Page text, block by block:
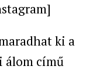
ki a
álom című